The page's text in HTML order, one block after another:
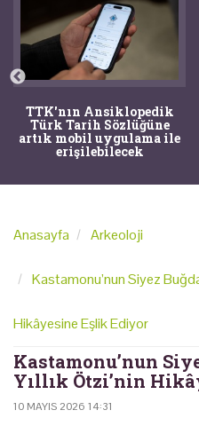
TTK'nın Ansiklopedik
Türk Tarih Sözlüğüne
artık mobil uygulama ile
erişilebilecek
Anasayfa Arkeoloji
Kastamonu’nun Siyez
Hikâyesine Eşlik Ediyor
Kastamonu’nun
Yıllık Ötzi’nin
10 MAYIS 2026 14:31